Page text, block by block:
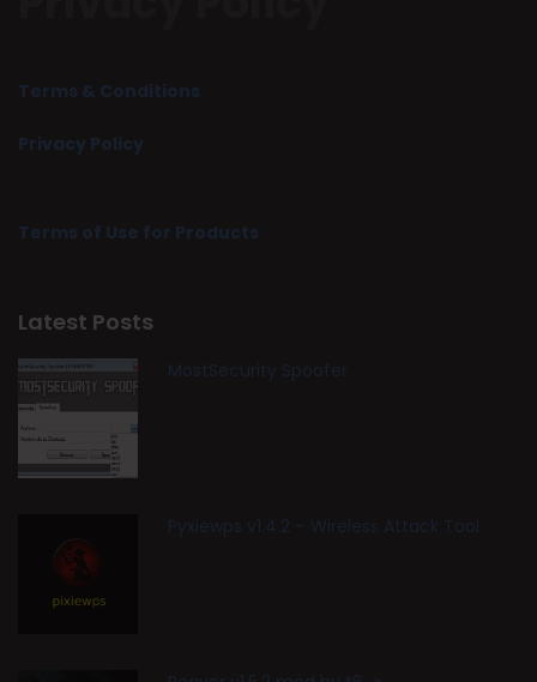
Terms & Conditions
Privacy Policy
Terms of Use for Products
Latest Posts
MostSecurity Spoofer
Pyxiewps v1.4.2 – Wireless Attack Tool